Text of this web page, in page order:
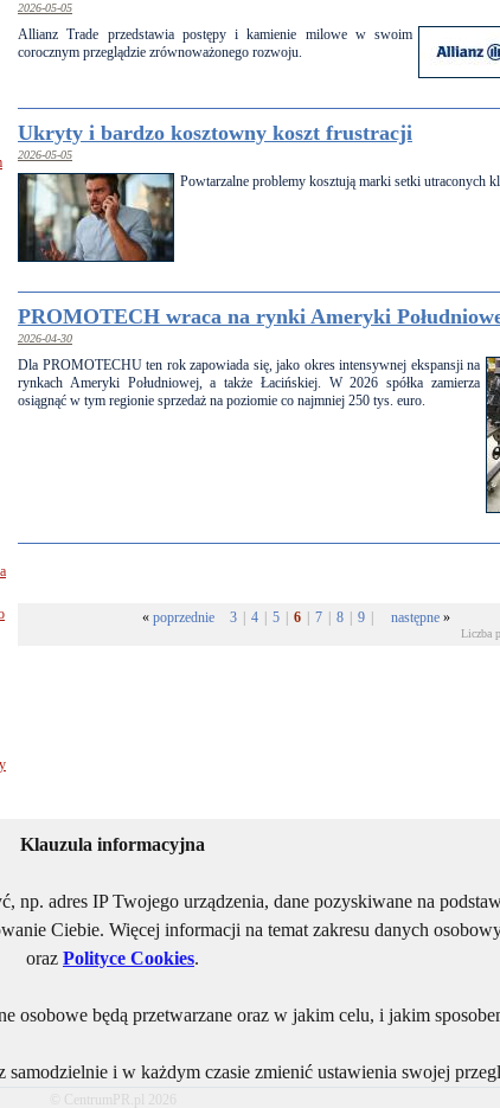
2026-05-05
Allianz Trade przedstawia postępy i kamienie milowe w swoim
corocznym przeglądzie zrównoważonego rozwoju.
Ukryty i bardzo kosztowny koszt frustracji
2026-05-05
Powtarzalne problemy kosztują marki setki utraconych
PROMOTECH wraca na rynki Ameryki
2026-04-30
Dla PROMOTECHU ten rok zapowiada się, jako okres intensywnej ekspansji na
rynkach Ameryki Południowej, a także Łacińskiej. W 2026 spółka zamierza
osiągnąć w tym regionie sprzedaż na poziomie co najmniej 250 tys. euro.
« poprzednie 3 4 5 6 7 8 9 następne »
Liczba
© CentrumPR.pl 2026
Klauzula informacyjna
np. adres IP Twojego urządzenia, dane pozyskiwane na
Ciebie. Więcej informacji na temat zakresu danych
oraz Polityce Cookies.
osobowe będą przetwarzane oraz w jakim celu, i jakim
i w każdym czasie zmienić ustawienia swojej